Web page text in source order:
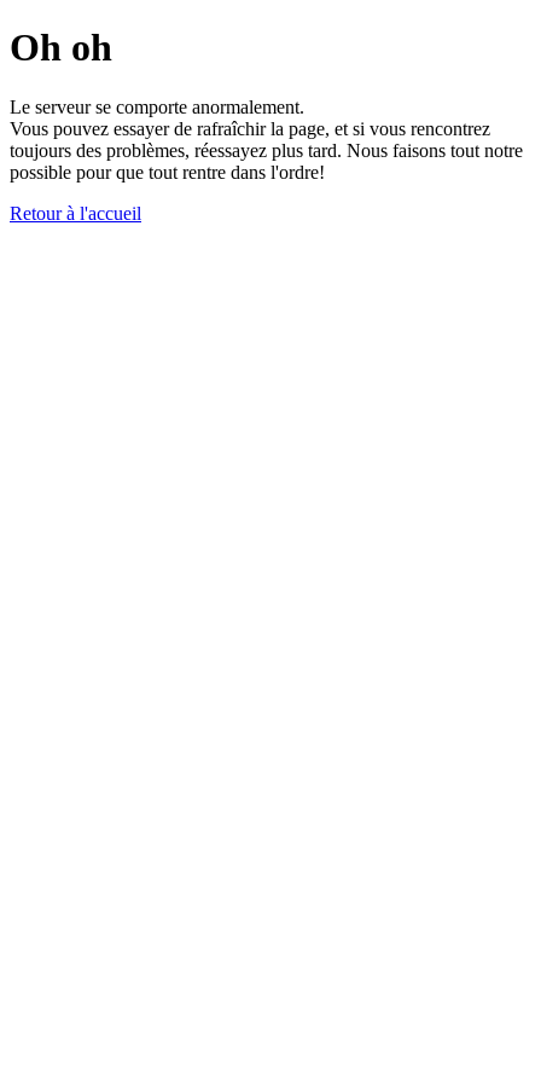
Oh oh
Le serveur se comporte anormalement.
Vous pouvez essayer de rafraîchir la page, et si vous rencontrez
toujours des problèmes, réessayez plus tard. Nous faisons tout notre
possible pour que tout rentre dans l'ordre!
Retour à l'accueil